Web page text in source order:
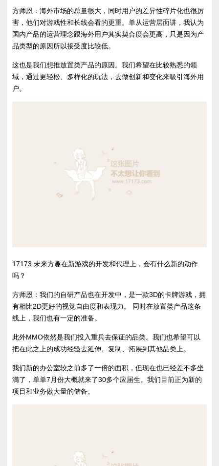
方师恩：海外市场的总量很大，同时用户的差异性碎片化也很厉
害，他们对游戏性和长线会看的更重。单从运营层面讲，我认为
国内产品的运营理念跟海外用户其实契合度会更高，只是因为产
品类型的原因所以接受度比较低。
这也是我们想推放置类产品的原因。我们希望在比较熟悉的领
域，通过更轻松、多样化的玩法，去做创新和变化来吸引海外用
户。
17173:未来方趣在新游戏的开发和代理上，会有什么新的动作
吗？
方师恩：我们的自研产品也在开发中，是一款3D的卡牌游戏，拥
有相比2D更好的视觉自由度和表现力。 同时在放置类产品这条
线上，我们也有一定的准备。
此外MMO依然是我们投入重兵去保证的品类。我们也希望可以
把在此之上的成功经验去延伸、复制、拓展到其他品类上。
我们新的办公室较之前多了一倍的面积，但现在也已经差不多坐
满了，单单7月份大概就来了30多个应届生。我们目前正为新的
项目和业务做大量的储备。